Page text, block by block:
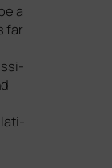
a
far